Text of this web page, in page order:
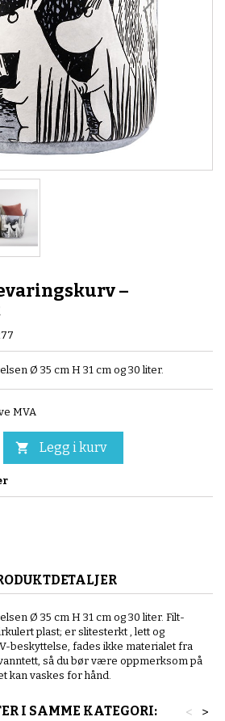
–
Ø 35 cm H 31 cm og 30 liter.
MVA
 Legg i kurv
Ø 35 cm H 31 cm og 30 liter. Filt-
plast; er slitesterkt , lett og
beskyttelse, fades ikke materialet fra
så du bør være oppmerksom på
kan vaskes for hånd.
I SAMME KATEGORI: >
<